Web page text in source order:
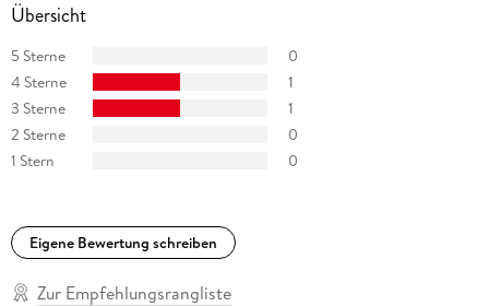
Übersicht
5 Sterne
0
4 Sterne
1
3 Sterne
1
2 Sterne
0
1 Stern
0
Eigene Bewertung schreiben
Zur Empfehlungsrangliste